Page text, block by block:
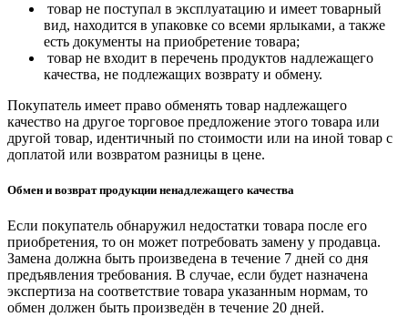
товар не поступал в эксплуатацию и имеет товарный
вид, находится в упаковке со всеми ярлыками, а также
есть документы на приобретение товара;
товар не входит в перечень продуктов надлежащего
качества, не подлежащих возврату и обмену.
Покупатель имеет право обменять товар надлежащего
качество на другое торговое предложение этого товара или
другой товар, идентичный по стоимости или на иной товар с
доплатой или возвратом разницы в цене.
Обмен и возврат продукции ненадлежащего качества
Если покупатель обнаружил недостатки товара после его
приобретения, то он может потребовать замену у продавца.
Замена должна быть произведена в течение 7 дней со дня
предъявления требования. В случае, если будет назначена
экспертиза на соответствие товара указанным нормам, то
обмен должен быть произведён в течение 20 дней.